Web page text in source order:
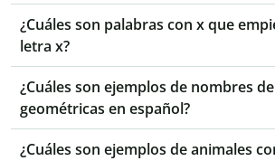
¿Cuáles son palabras con x que
letra x?
¿Cuáles son ejemplos de nombres
geométricas en español?
¿Cuáles son ejemplos de animales